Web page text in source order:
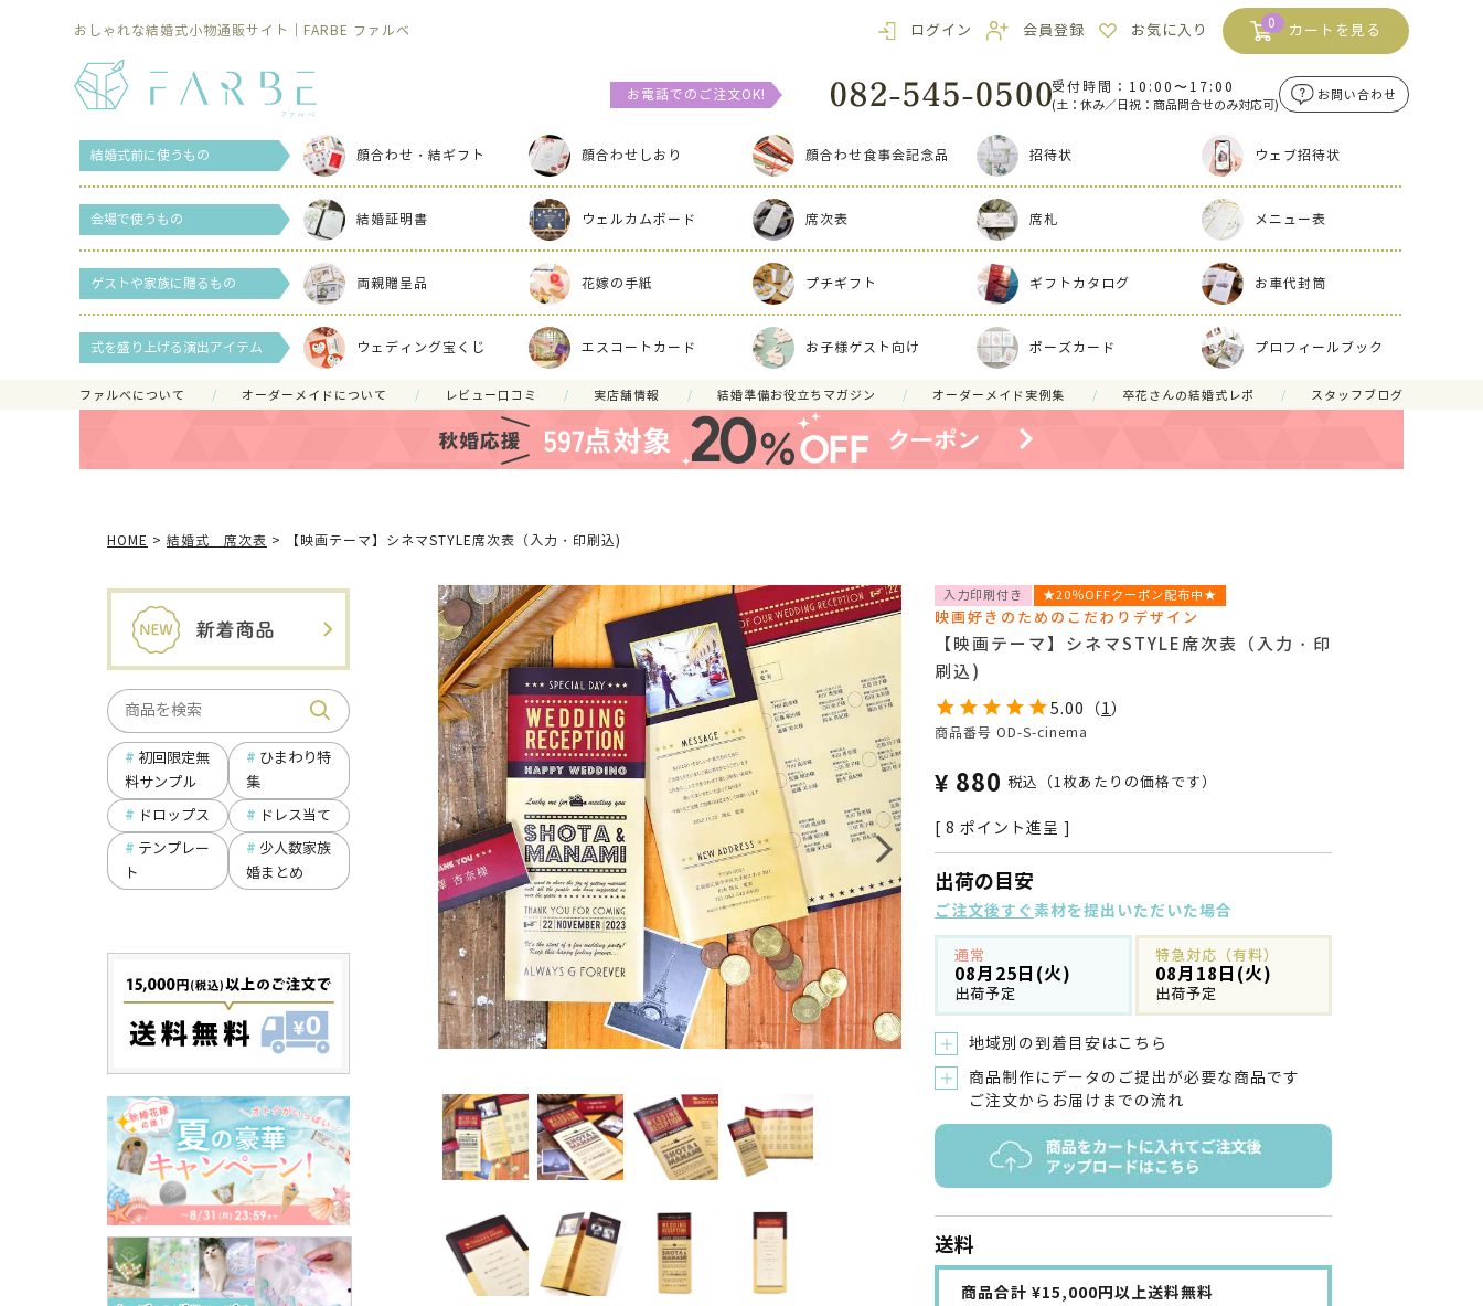
おしゃれな結婚式小物通販サイト｜FARBE ファルベ ログイン 会員登録 お気に入り 0 カートを見る
お電話でのご注文OK! 受付時間：10:00〜17:00
(土：休み／日祝：商品問合せのみ対応可)
お問い合わせ
結婚式前に使うもの 顔合わせ・結ギフト 顔合わせしおり 顔合わせ食事会記念品 招待状 ウェブ招待状
会場で使うもの 結婚証明書 ウェルカムボード 席次表 席札 メニュー表
ゲストや家族に贈るもの 両親贈呈品 花嫁の手紙 プチギフト ギフトカタログ お車代封筒
式を盛り上げる演出アイテム ウェディング宝くじ エスコートカード お子様ゲスト向け ポーズカード プロフィールブック
ファルべについて オーダーメイドについて レビュー口コミ 実店舗情報 結婚準備お役立ちマガジン オーダーメイド実例集 卒花さんの結婚式レポ スタッフブログ
HOME 結婚式 席次表 【映画テーマ】シネマSTYLE席次表（入力・印刷込)
初回限定無
料サンプル
ひまわり特
集
ドロップス
ドレス当て
テンプレー
ト
少人数家族
婚まとめ
入力印刷付き ★20％OFFクーポン配布中★
映画好きのためのこだわりデザイン
【映画テーマ】シネマSTYLE席次表（入力・印
刷込)
5.00 （1）
商品番号 OD-S-cinema
¥ 880 税込 （1枚あたりの価格です）
[ 8 ポイント進呈 ]
出荷の目安
ご注文後すぐ素材を提出いただいた場合
通常
08月25日(火)
出荷予定
特急対応（有料）
08月18日(火)
出荷予定
＋
地域別の到着目安はこちら
＋
商品制作にデータのご提出が必要な商品です
ご注文からお届けまでの流れ
送料
商品合計 ¥15,000円以上送料無料